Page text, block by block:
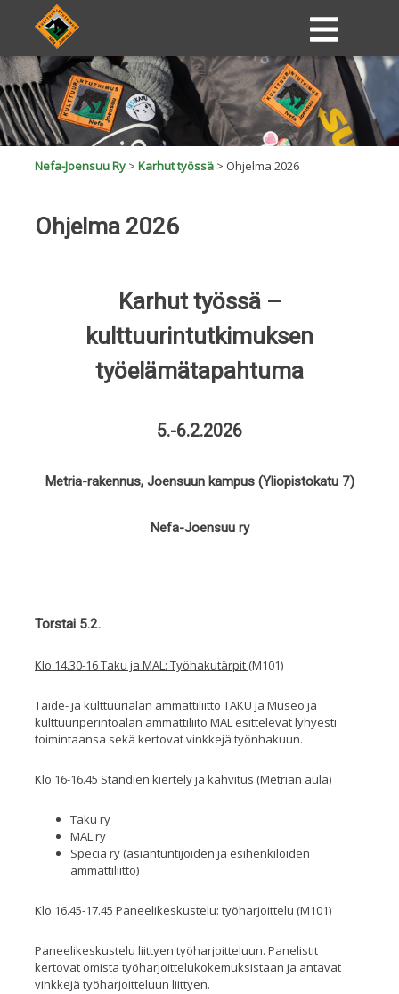
Nefa-Joensuu Ry > Karhut työssä > Ohjelma 2026
Ohjelma 2026
Karhut työssä –
kulttuurintutkimuksen
työelämätapahtuma
5.-6.2.2026
Metria-rakennus, Joensuun kampus (Yliopistokatu 7)
Nefa-Joensuu ry
Torstai 5.2.
Klo 14.30-16 Taku ja MAL: Työhakutärpit (M101)
Taide- ja kulttuurialan ammattiliitto TAKU ja Museo ja
kulttuuriperintöalan ammattiliito MAL esittelevät lyhyesti
toimintaansa sekä kertovat vinkkejä työnhakuun.
Klo 16-16.45 Ständien kiertely ja kahvitus (Metrian aula)
Taku ry
MAL ry
Specia ry (asiantuntijoiden ja esihenkilöiden
ammattiliitto)
Klo 16.45-17.45 Paneelikeskustelu: työharjoittelu (M101)
Paneelikeskustelu liittyen työharjoitteluun. Panelistit
kertovat omista työharjoittelukokemuksistaan ja antavat
vinkkejä työharjoitteluun liittyen.